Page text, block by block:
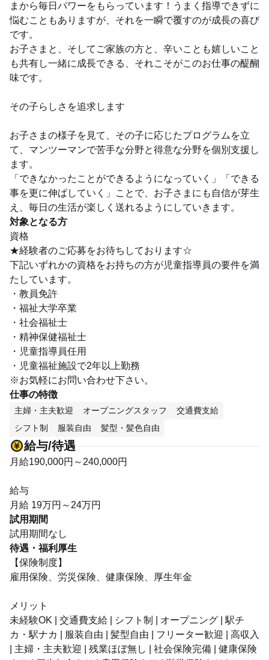
まから毎日パワーをもらっています！うまく指導できずに
悩むこともありますが、それを一瞬で覆すのが成長の喜び
です。
お子さまと、そしてご家族の方と、辛いことも嬉しいこと
も共有し一緒に成長できる、それこそがこのお仕事の醍醐
味です。
その子らしさを追求します
お子さまの様子を見て、その子に応じたプログラムを立
て、マンツーマンで苦手な分野と得意な分野を個別支援し
ます。
「できなかったことができるようになっていく」「できる
事を更に伸ばしていく」ことで、お子さまにも自信が芽生
え、毎日の生活が楽しく送れるようにしていきます。
対象となる方
資格
★経験者のご応募をお待ちしております☆
下記いずれかの資格をお持ちの方が児童指導員の要件を満
たしています。
・教員免許
・福祉大学卒業
・社会福祉士
・精神保健福祉士
・児童指導員任用
・児童福祉施設で2年以上勤務
※お気軽にお問い合わせ下さい。
仕事の特徴
主婦・主夫歓迎 オープニングスタッフ
交通費支給
シフト制
服装自由 髪型・髪色自由
給与/待遇
月給190,000円～240,000円
給与
月給 19万円～24万円
試用期間
試用期間なし
待遇・福利厚生
【保険制度】
雇用保険、労災保険、健康保険、厚生年金
メリット
未経験OK | 交通費支給 | シフト制 | オープニング | 駅チ
カ・駅ナカ | 服装自由 | 髪型自由 | フリーター歓迎 | 高収入
| 主婦・主夫歓迎 | 残業ほぼ無し | 社会保険完備 | 健康保険